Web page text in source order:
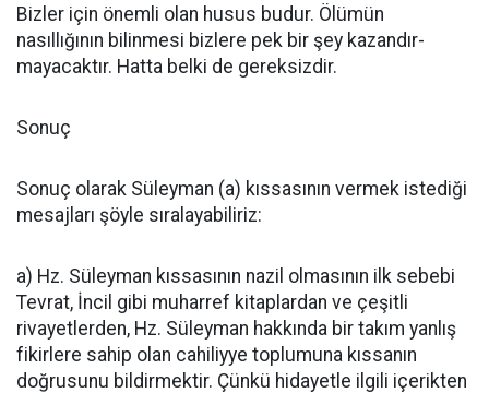
Bizler için önemli olan husus budur. Ölümün
nasıllığının bilin­mesi bizlere pek bir şey kazandır­
mayacaktır. Hatta belki de gerek­sizdir.
Sonuç
Sonuç olarak Süleyman (a) kıs­sasının vermek istediği
mesajları şöyle sıralayabiliriz:
a) Hz. Süleyman kıssasının nazil olmasının ilk sebebi
Tevrat, İncil gi­bi muharref kitaplardan ve çeşitli
rivayetlerden, Hz. Süleyman hak­kında bir takım yanlış
fikirlere sa­hip olan cahiliyye toplumuna kıssa­nın
doğrusunu bildirmektir. Çünkü hidayetle ilgili içerikten